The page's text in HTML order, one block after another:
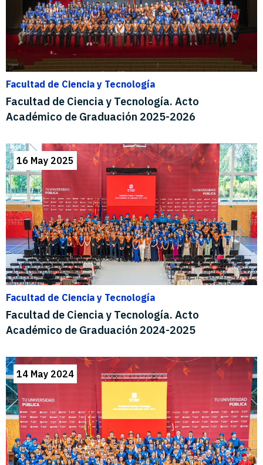
Facultad de Ciencia y Tecnología
Facultad de Ciencia y Tecnología. Acto
Académico de Graduación 2025-2026
16 May 2025
Facultad de Ciencia y Tecnología
Facultad de Ciencia y Tecnología. Acto
Académico de Graduación 2024-2025
14 May 2024